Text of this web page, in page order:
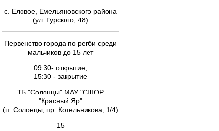
с. Еловое, Емельяновского района
(ул. Гурского, 48)
Первенство города по регби среди
мальчиков до 15 лет
09:30- открытие;
15:30 - закрытие
ТБ "Солонцы" МАУ "СШОР
"Красный Яр"
(п. Солонцы, пр. Котельникова, 1/4)
15